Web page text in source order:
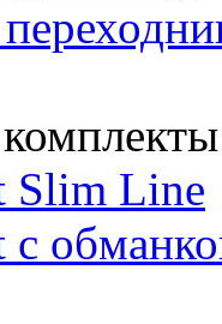
Slim Line